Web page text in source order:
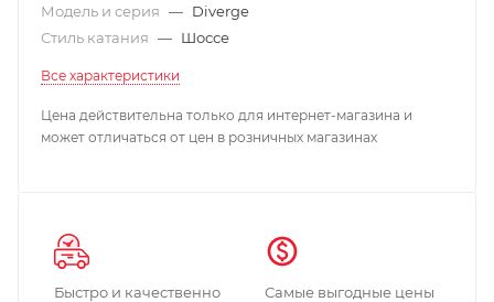
Модель и серия — Diverge
Стиль катания — Шоссе
Все характеристики
Цена действительна только для интернет-магазина и
может отличаться от цен в розничных магазинах
Быстро и качественно
Самые выгодные цены